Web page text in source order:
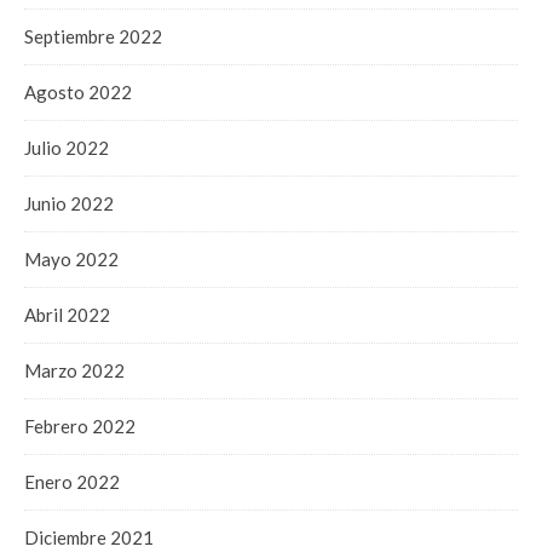
Septiembre 2022
Agosto 2022
Julio 2022
Junio 2022
Mayo 2022
Abril 2022
Marzo 2022
Febrero 2022
Enero 2022
Diciembre 2021